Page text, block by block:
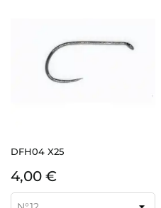
DFH04 X25
Prix
4,00 €